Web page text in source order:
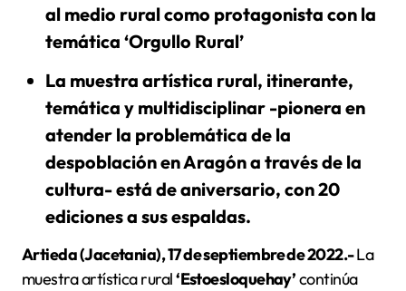
al medio rural como protagonista con la
temática ‘Orgullo Rural’
La muestra artística rural, itinerante,
temática y multidisciplinar -pionera en
atender la problemática de la
despoblación en Aragón a través de la
cultura- está de aniversario, con 20
ediciones a sus espaldas.
Artieda (Jacetania), 17 de septiembre de 2022.-La
muestra artística rural‘Estoesloquehay’continúa